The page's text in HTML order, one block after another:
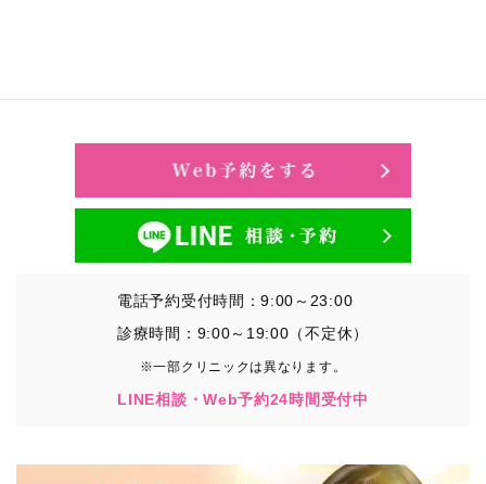
①TCBグループが患者様から取得する情報
・その他、特定の個人を識別することができる情報
②TCBグループが各種サービスの利用に関連して取得す
日時、閲覧履歴等に関連する情報
（これには、Cookie情報、アクセスログ等の利用状況に
関する情報を含みます。）
③TCBグループが第三者から間接的に収集する情報
患者様の同意を得た上で、以下の情報をパブリックDMP
電話予約受付時間：9:00～23:00
診療時間：9:00～19:00（不定休）
※一部クリニックは異なります。
LINE相談・Web予約24時間受付中